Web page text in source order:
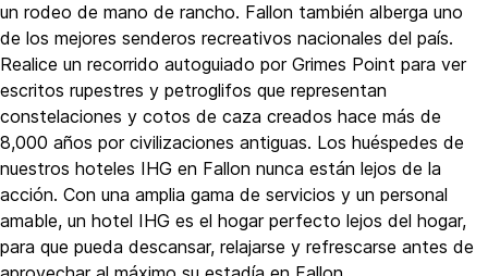
un rodeo de mano de rancho. Fallon también alberga uno
de los mejores senderos recreativos nacionales del país.
Realice un recorrido autoguiado por Grimes Point para ver
escritos rupestres y petroglifos que representan
constelaciones y cotos de caza creados hace más de
8,000 años por civilizaciones antiguas. Los huéspedes de
nuestros hoteles IHG en Fallon nunca están lejos de la
acción. Con una amplia gama de servicios y un personal
amable, un hotel IHG es el hogar perfecto lejos del hogar,
para que pueda descansar, relajarse y refrescarse antes de